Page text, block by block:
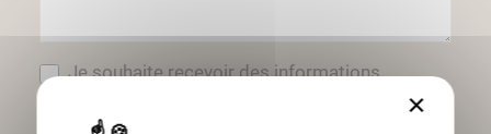
Je souhaite recevoir des informations
concernant les produits et services Humbert
par e-mail.
×